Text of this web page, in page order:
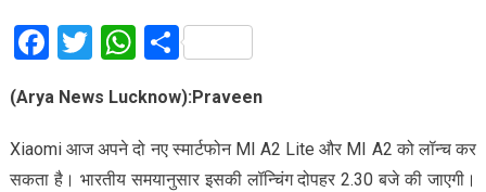
Facebook
Twitter
WhatsApp
Share
(Arya News Lucknow):Praveen
Xiaomi आज अपने दो नए स्मार्टफोन MI A2 Lite और MI A2 को लॉन्च कर
सकता है। भारतीय समयानुसार इसकी लॉन्चिंग दोपहर 2.30 बजे की जाएगी।